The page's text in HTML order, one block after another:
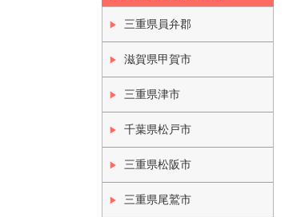
三重県員弁郡
滋賀県甲賀市
三重県津市
千葉県松戸市
三重県松阪市
三重県尾鷲市